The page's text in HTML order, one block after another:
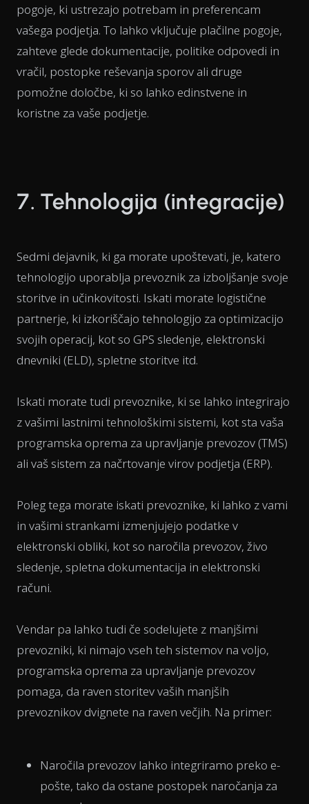
pogoje, ki ustrezajo potrebam in preferencam
vašega podjetja. To lahko vključuje plačilne pogoje,
zahteve glede dokumentacije, politike odpovedi in
vračil, postopke reševanja sporov ali druge
pomožne določbe, ki so lahko edinstvene in
koristne za vaše podjetje.
7. Tehnologija (integracije)
Sedmi dejavnik, ki ga morate upoštevati, je, katero
tehnologijo uporablja prevoznik za izboljšanje svoje
storitve in učinkovitosti. Iskati morate logistične
partnerje, ki izkoriščajo tehnologijo za optimizacijo
svojih operacij, kot so GPS sledenje, elektronski
dnevniki (ELD), spletne storitve itd.
Iskati morate tudi prevoznike, ki se lahko integrirajo
z vašimi lastnimi tehnološkimi sistemi, kot sta vaša
programska oprema za upravljanje prevozov (TMS)
ali vaš sistem za načrtovanje virov podjetja (ERP).
Poleg tega morate iskati prevoznike, ki lahko z vami
in vašimi strankami izmenjujejo podatke v
elektronski obliki, kot so naročila prevozov, živo
sledenje, spletna dokumentacija in elektronski
računi.
Vendar pa lahko tudi če sodelujete z manjšimi
prevozniki, ki nimajo vseh teh sistemov na voljo,
programska oprema za upravljanje prevozov
pomaga, da raven storitev vaših manjših
prevoznikov dvignete na raven večjih. Na primer:
Naročila prevozov lahko integriramo preko e-
pošte, tako da ostane postopek naročanja za